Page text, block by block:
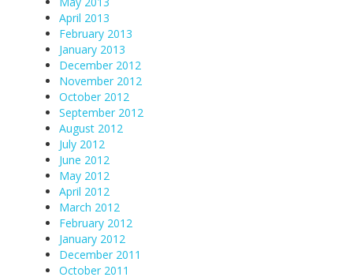
April 2013
February 2013
January 2013
December 2012
November 2012
October 2012
September 2012
August 2012
July 2012
June 2012
May 2012
April 2012
March 2012
February 2012
January 2012
December 2011
October 2011